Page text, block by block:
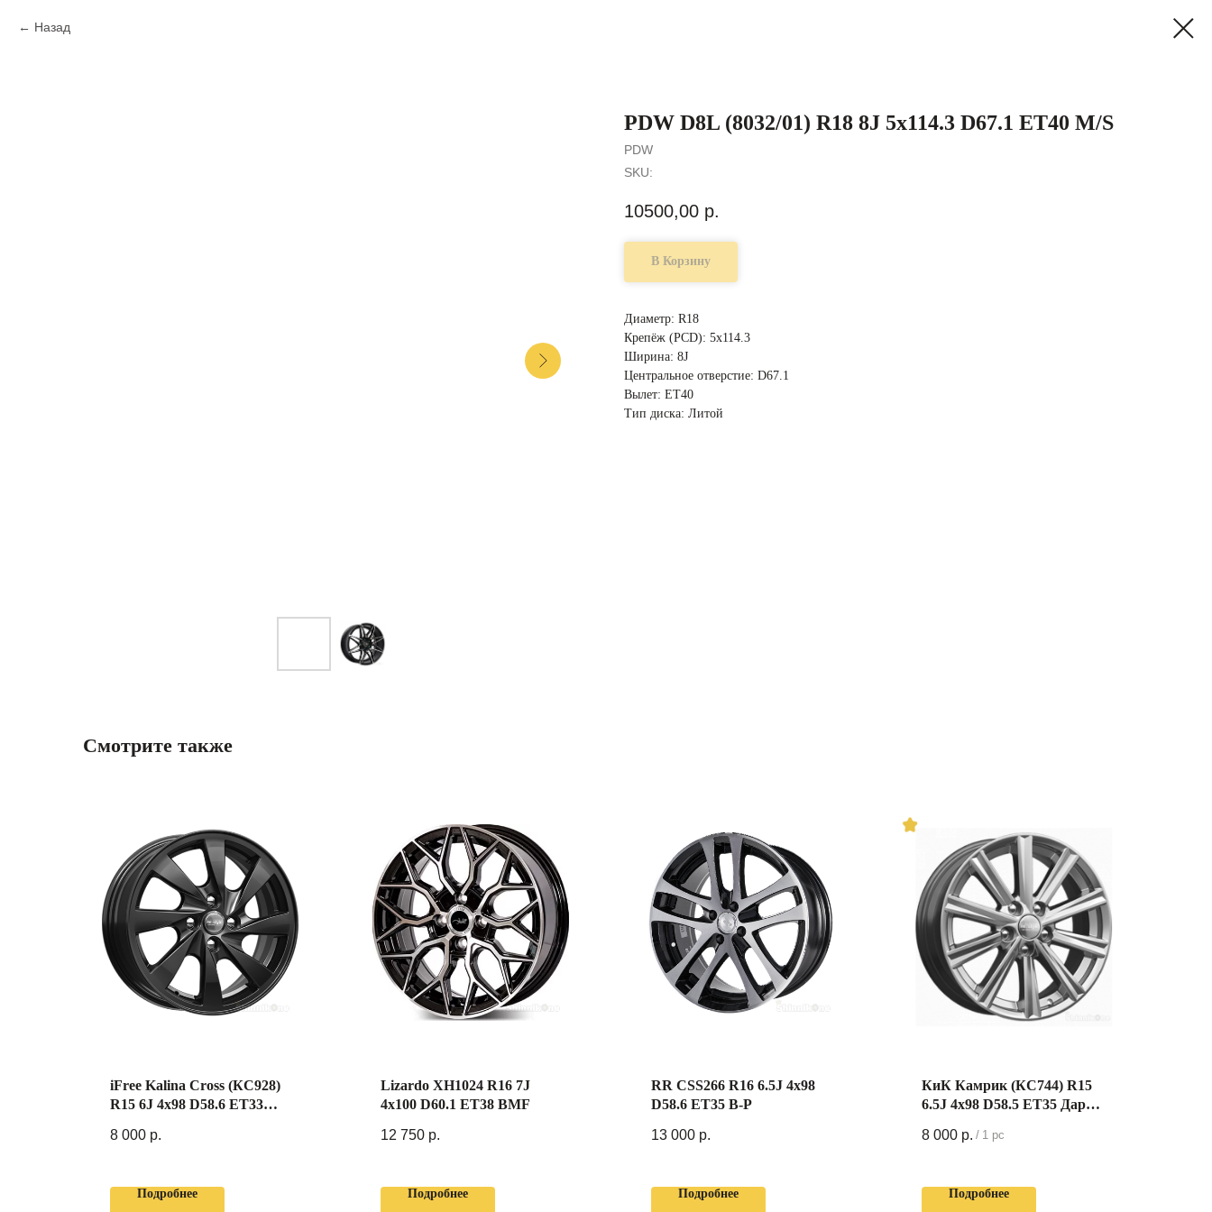
Назад
PDW D8L (8032/01) R18 8J 5x114.3 D67.1 ET40 M/S
PDW
SKU:
10500,00 р.
В Корзину
Диаметр: R18
Крепёж (PCD): 5x114.3
Ширина: 8J
Центральное отверстие: D67.1
Вылет: ET40
Тип диска: Литой
Смотрите также
iFree Kalina Cross (КС928)
R15 6J 4x98 D58.6 ET33
8 000 р.
Подробнее
Lizardo XH1024 R16 7J
4x100 D60.1 ET38 BMF
12 750 р.
Подробнее
RR CSS266 R16 6.5J 4x98
D58.6 ET35 B-P
13 000 р.
Подробнее
КиК Камрик (КС744) R15
6.5J 4x98 D58.5 ET35 Дарк
8 000 р. / 1 pc
Подробнее